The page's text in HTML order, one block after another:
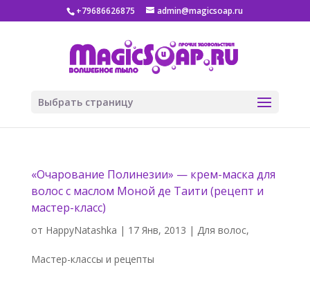
+79686626875 admin@magicsoap.ru
Выбрать страницу
«Очарование Полинезии» — крем-маска для
волос с маслом Моной де Таити (рецепт и
мастер-класс)
от HappyNatashka | 17 Янв, 2013 | Для волос,
Мастер-классы и рецепты